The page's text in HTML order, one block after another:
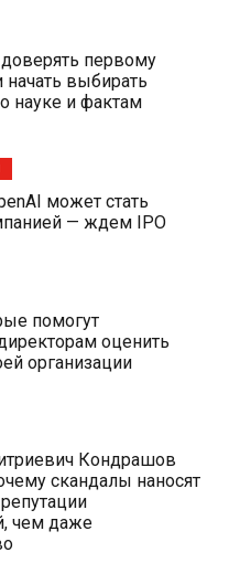
первому
выбирать
науке и фактам
может стать
— ждем IPO
помогут
оценить
организации
Кондрашов
скандалы наносят
чем даже